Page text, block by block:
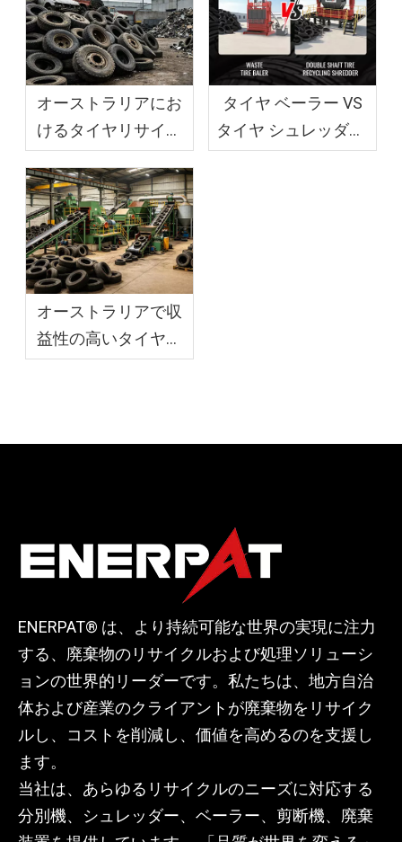
オーストラリアにお
けるタイヤリサイク
ルプロセスの実践ガ
イド
タイヤ ベーラー VS
タイヤ シュレッダー:
ビジネス モデルに適
オーストラリアで収
益性の高いタイヤリ
サイクル事業を構築
ENERPAT® は、より持続可能な世界の実現に注力
する、廃棄物のリサイクルおよび処理ソリューシ
ョンの世界的リーダーです。私たちは、地方自治
体および産業のクライアントが廃棄物をリサイク
ルし、コストを削減し、価値を高めるのを支援し
ます。
当社は、あらゆるリサイクルのニーズに対応する
分別機、シュレッダー、ベーラー、剪断機、廃棄